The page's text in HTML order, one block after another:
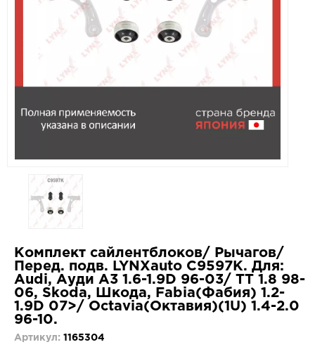
Комплект сайлентблоков/ Рычагов/
Перед. подв. LYNXauto C9597K. Для:
Audi, Ауди A3 1.6-1.9D 96-03/ TT 1.8 98-
06, Skoda, Шкода, Fabia(Фабия) 1.2-
1.9D 07>/ Octavia(Октавия)(1U) 1.4-2.0
96-10.
Артикул: 1165304